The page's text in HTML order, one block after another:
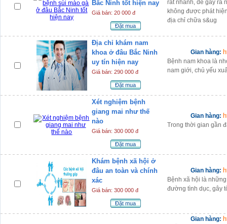
Bắc Ninh tốt hiện nay
Giá bán: 20 000 đ
Đặt mua
rất nhanh, dễ gây ra
không được phát
địa chỉ chữa s&ug
Địa chỉ khám nam
khoa ở đâu Bắc Ninh
uy tín hiện nay
Giá bán: 290 000 đ
Đặt mua
Gian hàng:
Bệnh nam khoa là
nam giới, chủ yếu
Xét nghiệm bệnh
giang mai như thế
nào
Giá bán: 300 000 đ
Đặt mua
Gian hàng:
Trong thời gian gần
Khám bệnh xã hội ở
đâu an toàn và chính
xác
Giá bán: 300 000 đ
Đặt mua
Gian hàng:
Bệnh xã hội là
đường tình dục, gây
Gian hàng: